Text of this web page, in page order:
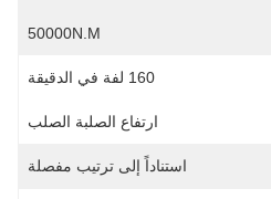
50000N.m
160 لفة في الدقيقة
ارتفاع الصلبة الصلب
استناداً إلى ترتيب مفصلة